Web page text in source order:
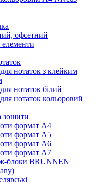
офсетний
елементи
нотаток з клейким
нотаток білий
нотаток кольоровий
зошити
формат А4
формат А5
формат А6
формат А7
блоки BRUNNEN